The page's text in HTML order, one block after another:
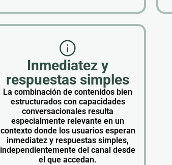
Inmediatez y
respuestas simples
La combinación de contenidos bien
estructurados con capacidades
conversacionales resulta
especialmente relevante en un
contexto donde los usuarios esperan
inmediatez y respuestas simples,
independientemente del canal desde
el que accedan.